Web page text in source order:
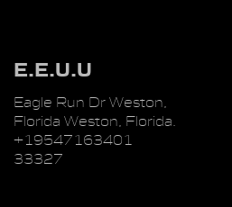
E.E.U.U
Eagle Run Dr Weston,
Florida Weston, Florida.
+19547163401
33327